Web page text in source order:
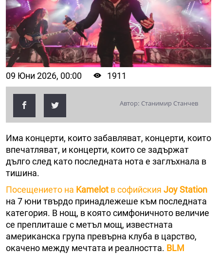
09 Юни 2026, 00:00 1911
Автор: Станимир Станчев
Има концерти, които забавляват, концерти, които
впечатляват, и концерти, които се задържат
дълго след като последната нота е заглъхнала в
тишина.
Посещението на Kamelot в софийския Joy Station
на 7 юни твърдо принадлежеше към последната
категория. В нощ, в която симфоничното величие
се преплиташе с метъл мощ, известната
американска група превърна клуба в царство,
окачено между мечтата и реалността. BLM